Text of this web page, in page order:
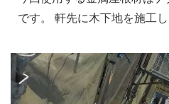
です。 軒先に木下地を施工し